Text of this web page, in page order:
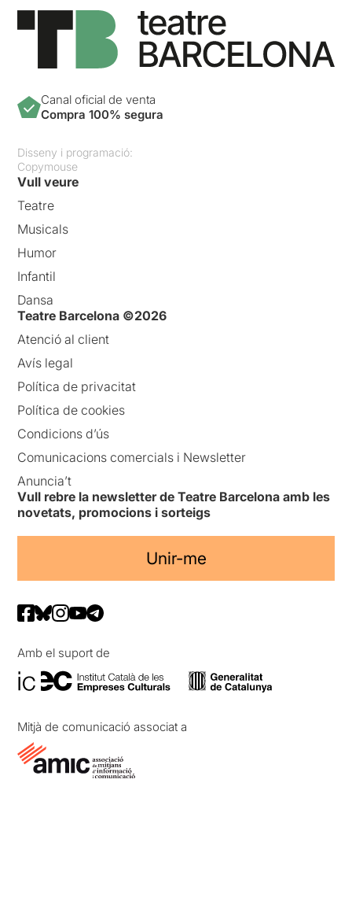
Canal oficial de venta
Compra 100% segura
Disseny i programació:
Copymouse
Vull veure
Teatre
Musicals
Humor
Infantil
Dansa
Teatre Barcelona ©2026
Atenció al client
Avís legal
Política de privacitat
Política de cookies
Condicions d’ús
Comunicacions comercials i Newsletter
Anuncia’t
Vull rebre la newsletter de Teatre Barcelona amb les
novetats, promocions i sorteigs
Unir-me
Amb el suport de
Mitjà de comunicació associat a